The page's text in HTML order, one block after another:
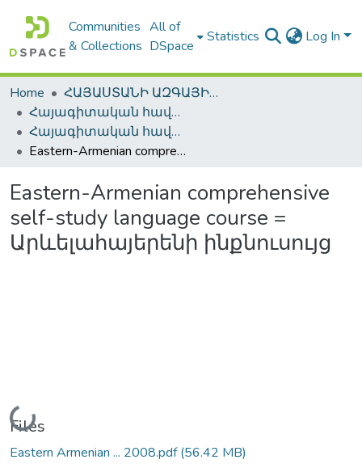
Communities
& Collections
All of
DSpace
Statistics Log In
Home
ՀԱՅԱՍՏԱՆԻ ԱԶԳԱՅԻՆ ԳՐԱԴԱՐԱՆԻ ԹՎԱՅԻՆ ՊԱՀՈՑ / DIGITAL REPOSITORY OF NLA
Հայագիտական հավաքածու / Armenica
Հայագիտական հավաքածու / Armenica
Eastern-Armenian comprehensive self-study language course = Արևելահայերենի ինքնուսույց
Eastern-Armenian comprehensive
self-study language course =
Արևելահայերենի ինքնուսույց
Loading...
Files
Eastern Armenian ... 2008.pdf(56.42 MB)